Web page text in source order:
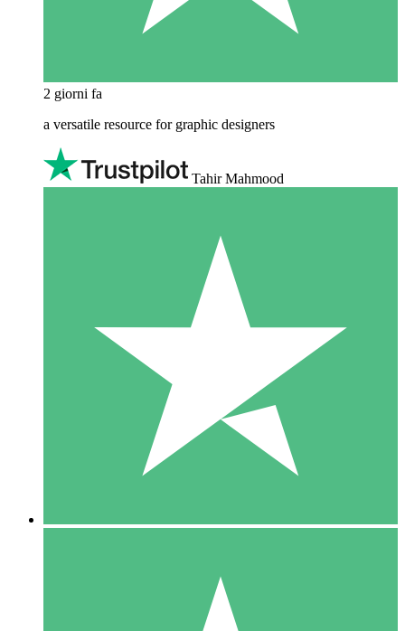
2 giorni fa
a versatile resource for graphic designers
Tahir Mahmood